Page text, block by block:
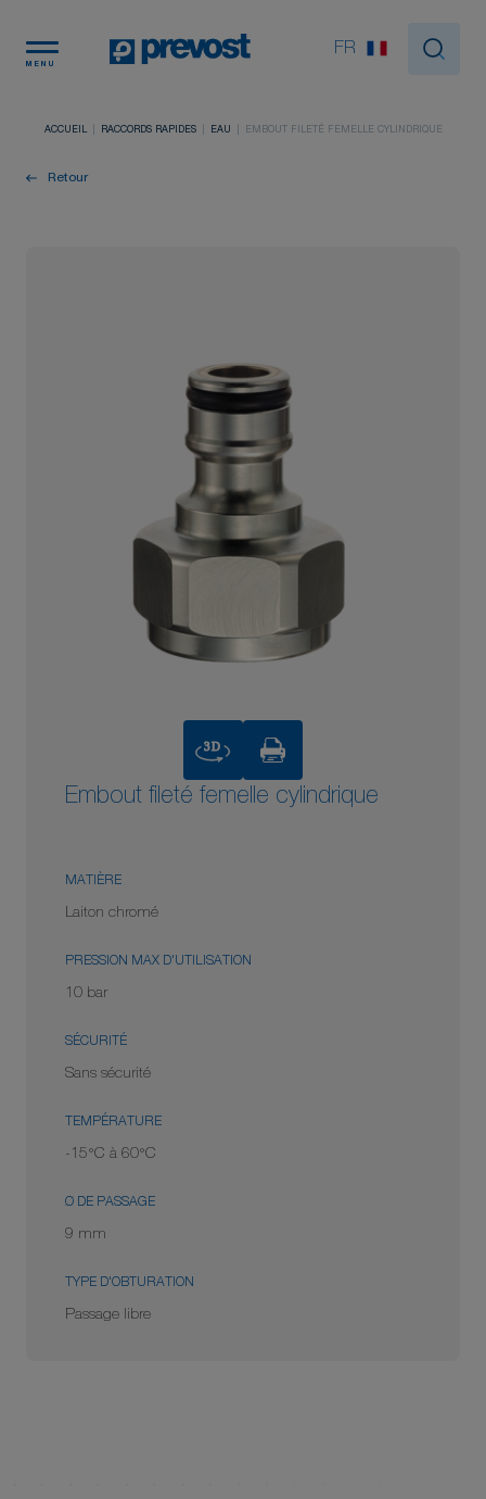
MENU
FR
ACCUEIL RACCORDS RAPIDES EAU EMBOUT FILETÉ FEMELLE CYLINDRIQUE
Retour
3D
Embout fileté femelle cylindrique
MATIÈRE
Laiton chromé
PRESSION MAX D'UTILISATION
10 bar
SÉCURITÉ
Sans sécurité
TEMPÉRATURE
-15°C à 60°C
Ø DE PASSAGE
9 mm
TYPE D'OBTURATION
Passage libre